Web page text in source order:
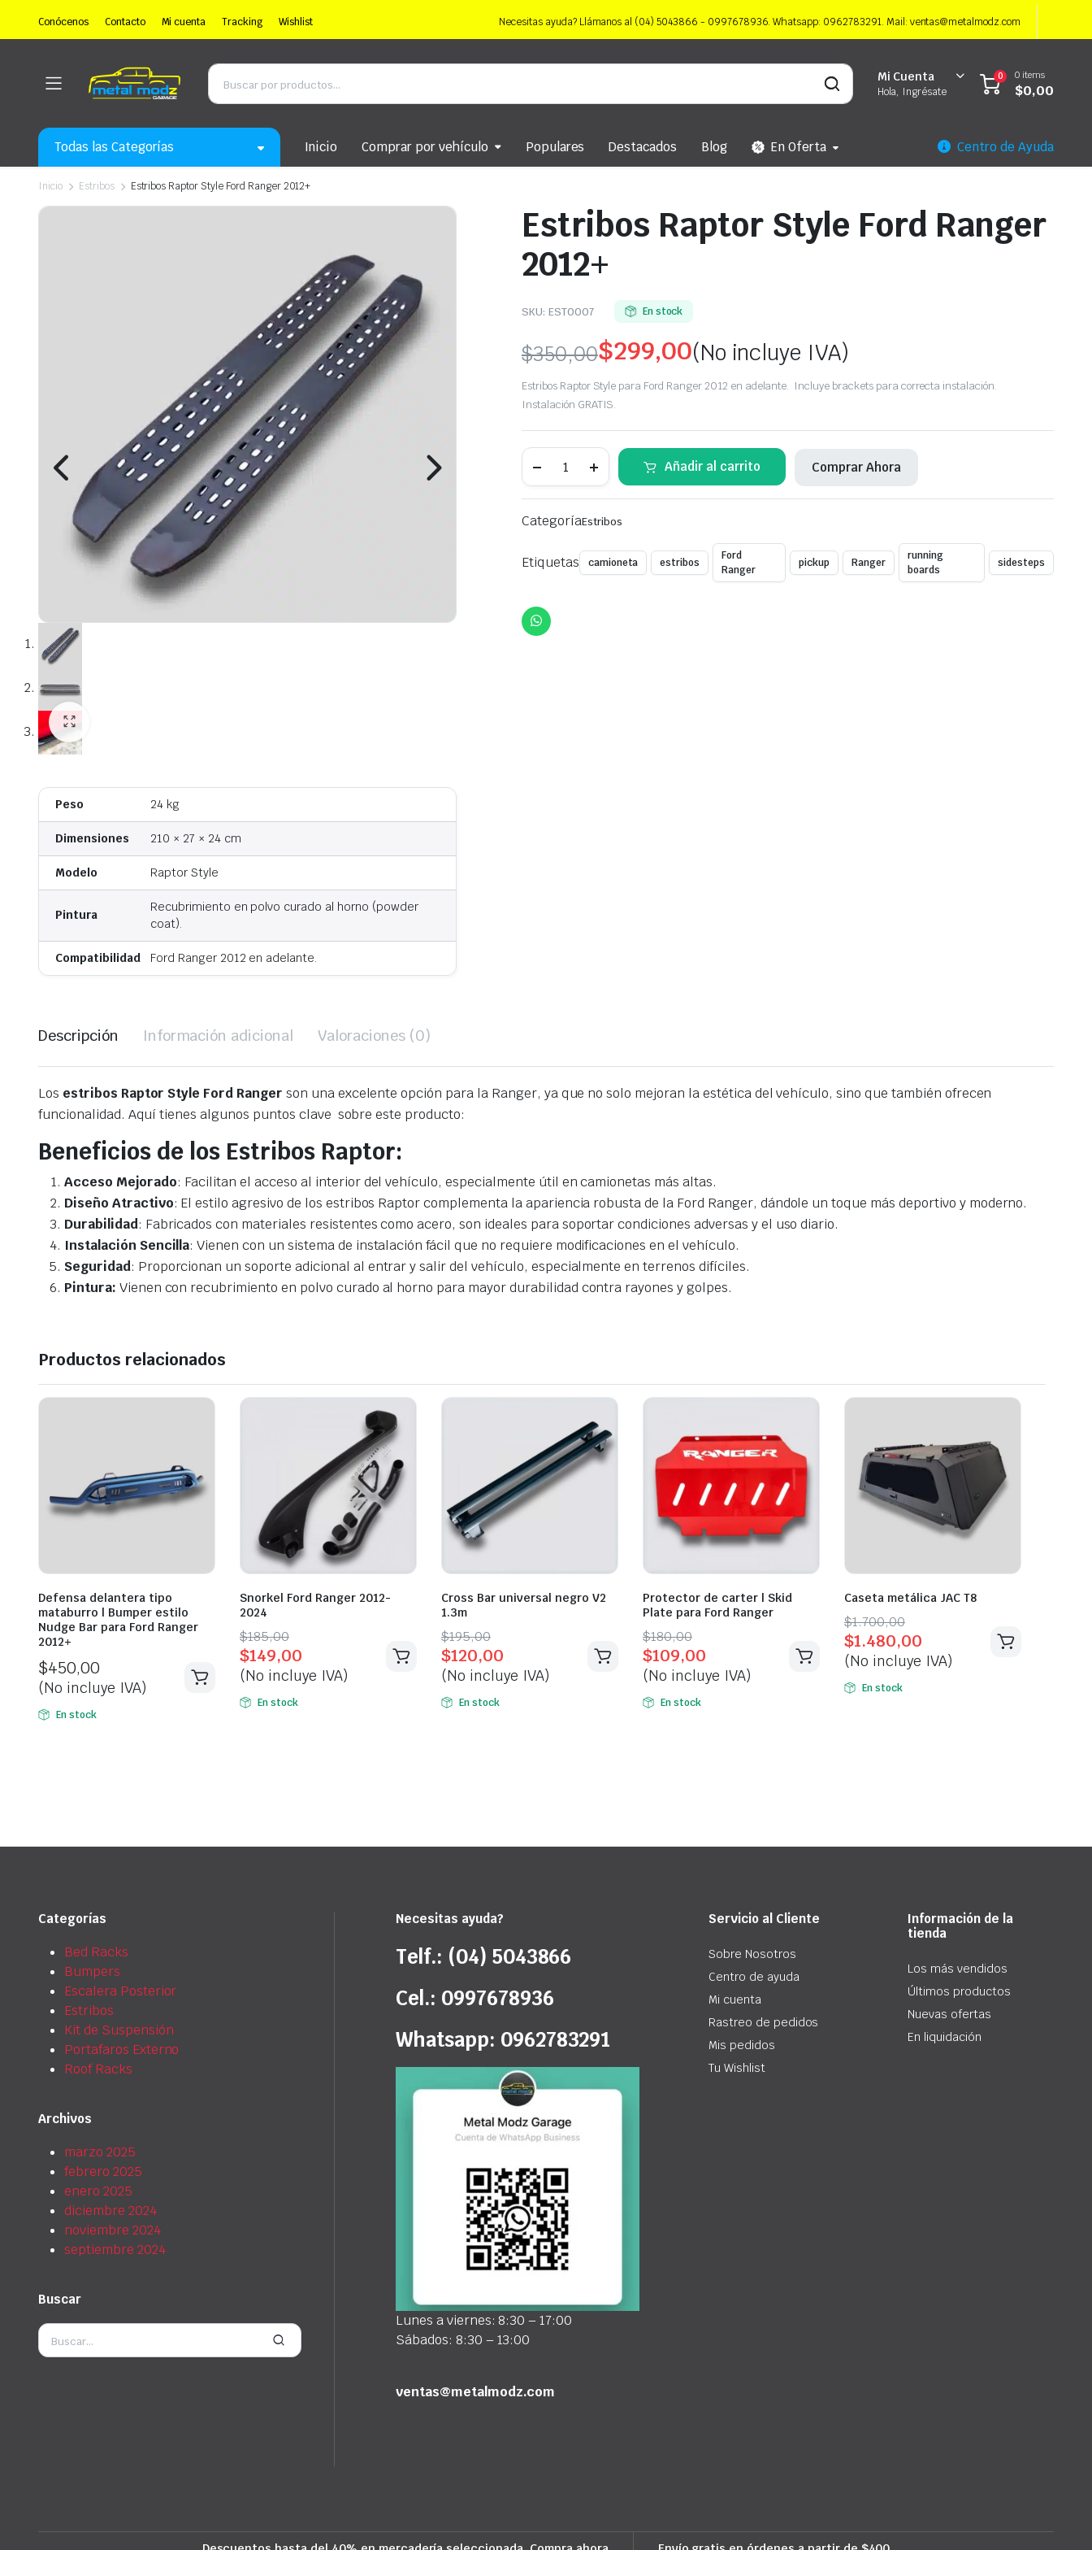
Conócenos Contacto Mi cuenta Tracking Wishlist Necesitas ayuda? Llámanos al (04) 5043866 - 0997678936. Whatsapp: 0962783291. Mail: ventas@metalmodz.com
Mi Cuenta
Hola, Ingrésate
0 0 items
$0,00
Todas las Categorías Inicio Comprar por vehículo Populares Destacados Blog En Oferta Centro de Ayuda
Inicio Estribos Estribos Raptor Style Ford Ranger 2012+
Peso 24 kg
Dimensiones 210 × 27 × 24 cm
Modelo Raptor Style
Pintura
Recubrimiento en polvo curado al horno (powder
coat).
Compatibilidad Ford Ranger 2012 en adelante.
Estribos Raptor Style Ford Ranger
2012+
SKU: EST0007 En stock
$350,00
Original
price
was:
$350,00.
$299,00
Current
price
is:
$299,00.
(No incluye IVA)
Estribos Raptor Style para Ford Ranger 2012 en adelante. Incluye brackets para correcta instalación.
Instalación GRATIS.
Raptor
Ford
2012+
Añadir al carrito Comprar Ahora
CategoríaEstribos
Etiquetas camioneta estribos
Ford
Ranger
pickup Ranger
running
boards
sidesteps
Descripción Información adicional Valoraciones (0)
Los estribos Raptor Style Ford Ranger son una excelente opción para la Ranger, ya que no solo mejoran la estética del vehículo, sino que también ofrecen
funcionalidad. Aquí tienes algunos puntos clave sobre este producto:
Beneficios de los Estribos Raptor:
Acceso Mejorado: Facilitan el acceso al interior del vehículo, especialmente útil en camionetas más altas.
Diseño Atractivo: El estilo agresivo de los estribos Raptor complementa la apariencia robusta de la Ford Ranger, dándole un toque más deportivo y moderno.
Durabilidad: Fabricados con materiales resistentes como acero, son ideales para soportar condiciones adversas y el uso diario.
Instalación Sencilla: Vienen con un sistema de instalación fácil que no requiere modificaciones en el vehículo.
Seguridad: Proporcionan un soporte adicional al entrar y salir del vehículo, especialmente en terrenos difíciles.
Pintura: Vienen con recubrimiento en polvo curado al horno para mayor durabilidad contra rayones y golpes.
Productos relacionados
Defensa delantera tipo
mataburro | Bumper estilo
Nudge Bar para Ford Ranger
2012+
$450,00
(No incluye IVA)
En stock
Snorkel Ford Ranger 2012-
2024
$185,00
Original
price
was:
$185,00.
$149,00
Current
price
is:
$149,00.
(No incluye IVA)
En stock
Cross Bar universal negro V2
1.3m
$195,00
Original
price
was:
$195,00.
$120,00
Current
price
is:
$120,00.
(No incluye IVA)
En stock
Protector de carter | Skid
Plate para Ford Ranger
$180,00
Original
price
was:
$180,00.
$109,00
Current
price
is:
$109,00.
(No incluye IVA)
En stock
Caseta metálica JAC T8
$1.700,00
Original
price
was:
$1.700,00.
$1.480,00
Current
price
is:
$1.480,00.
(No incluye IVA)
En stock
Categorías
Bed Racks
Bumpers
Escalera Posterior
Estribos
Kit de Suspensión
Portafaros Externo
Roof Racks
Archivos
marzo 2025
febrero 2025
enero 2025
diciembre 2024
noviembre 2024
septiembre 2024
Buscar
Necesitas ayuda?
Telf.: (04) 5043866
Cel.: 0997678936
Whatsapp: 0962783291
Lunes a viernes: 8:30 – 17:00
Sábados: 8:30 – 13:00
ventas@metalmodz.com
Servicio al Cliente
Sobre Nosotros
Centro de ayuda
Mi cuenta
Rastreo de pedidos
Mis pedidos
Tu Wishlist
Información de la
tienda
Los más vendidos
Últimos productos
Nuevas ofertas
En liquidación